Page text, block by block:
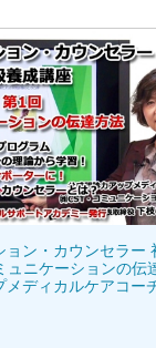
ョン・カウンセラー
ュニケーションの伝
メディカルケアコ